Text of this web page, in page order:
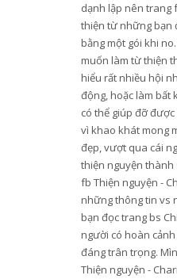
dạnh lập nên trang
thiện từ những bạn
bằng một gói khi
muốn làm từ thiện
hiểu rất nhiều hội
động, hoặc làm bất
có thể giúp đỡ
vì khao khát mong
đẹp, vượt qua cái
thiện nguyện thành
fb Thiện nguyện -
những thông tin vs
bạn đọc trang bs
người có hoàn
đáng trân trọng.
Thiện nguyện -